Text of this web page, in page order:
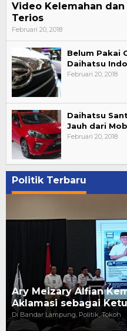
Video Kelemahan
Terios
Februari 20, 2018
Belum Pakai
Daihatsu
Februari 20, 2018
Daihatsu
Jauh dari
Februari 20, 2018
Politik Terbaru
Ary Meizary Alfian
Aklamasi sebagai
Di Bandar Lampung, Politik, Tokoh